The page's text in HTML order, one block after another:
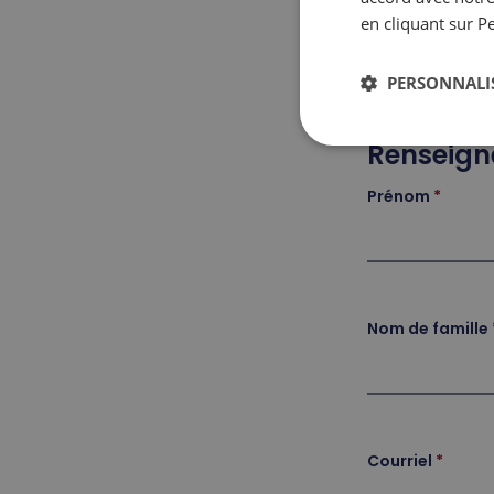
Pour
Prénom
Nom de famille
Courriel
en cliquant sur